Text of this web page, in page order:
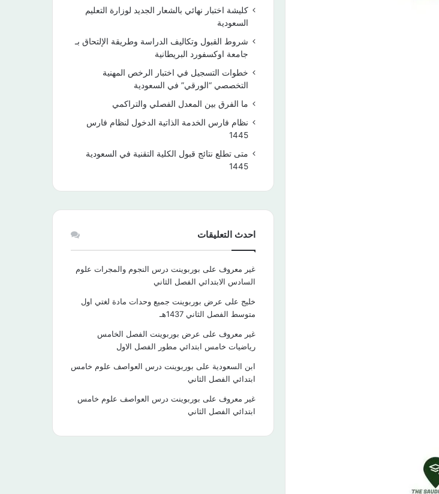
كليشة اختبار نهائي بالشعار الجديد لوزارة التعليم
السعودية
شروط القبول وتكاليف الدراسة وطريقة الإلتحاق بـ
جامعة اوكسفورد البريطانية
خطوات التسجيل في اختبار الرخص المهنية
التخصصي “الورقي” في السعودية
ما الفرق بين المعدل الفصلي والتراكمي
نظام فارس الخدمة الذاتية الدخول لنظام فارس
1445
متى تطلع نتائج قبول الكلية التقنية في السعودية
1445
احدث التعليقات
غير معروف على بوربوينت درس النجوم والمجرات علوم
السادس الابتدائي الفصل الثاني
خليج على عرض بوربوينت جميع وحدات مادة لغتي اول
متوسط الفصل الثاني 1437هـ
غير معروف على عرض بوربوينت الفصل الخامس
رياضيات خامس ابتدائي مطور الفصل الاول
ابن السعودية على بوربوينت درس العواصف علوم خامس
ابتدائي الفصل الثاني
غير معروف على بوربوينت درس العواصف علوم خامس
ابتدائي الفصل الثاني